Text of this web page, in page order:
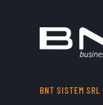
BNT SISTEM SRL